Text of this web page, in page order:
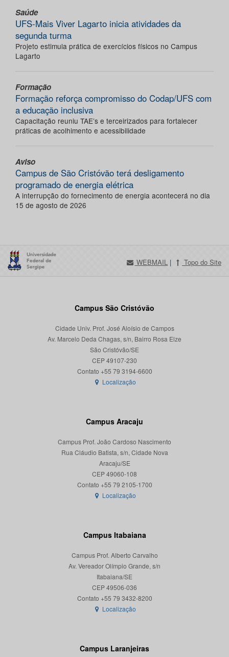
Saúde
UFS-Mais Viver Lagarto inicia atividades da
segunda turma
Projeto estimula prática de exercícios físicos no Campus
Lagarto
Formação
Formação reforça compromisso do Codap/UFS com
a educação inclusiva
Capacitação reuniu TAE’s e terceirizados para fortalecer
práticas de acolhimento e acessibilidade
Aviso
Campus de São Cristóvão terá desligamento
programado de energia elétrica
A interrupção do fornecimento de energia acontecerá no dia
15 de agosto de 2026
WEBMAIL | Topo do Site
Campus São Cristóvão
Cidade Univ. Prof. José Aloísio de Campos
Av. Marcelo Deda Chagas, s/n, Bairro Rosa Elze
São Cristóvão/SE
CEP 49107-230
Localização
Campus Aracaju
Campus Prof. João Cardoso Nascimento
Rua Cláudio Batista, s/n, Cidade Nova
Aracaju/SE
CEP 49060-108
Localização
Campus Itabaiana
Campus Prof. Alberto Carvalho
Av. Vereador Olímpio Grande, s/n
Itabaiana/SE
CEP 49506-036
Localização
Campus Laranjeiras